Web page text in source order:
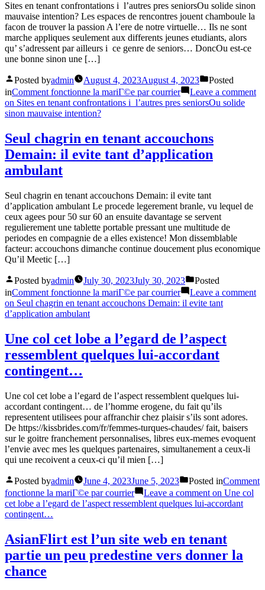
Sites en tenant confrontations i l’autres pres seniorsOu solide sinon
mauvaise intention? Les espaces de rencontres jouent chamboule la
facon de trouver la passion A l’ere de notre virtuelle… Ils ne sont
marche appliques seulement aux differents jeunes etudiants, alors
qu’ s’adressent par ailleurs i ce genre de seniors… DoncOu est-ce
une bonne sinon une […]
Posted byadmin August 4, 2023August 4, 2023
Posted
inComment fonctionne la mariГ©e par courrier
Leave a comment
on Sites en tenant confrontations i l’autres pres seniorsOu solide
sinon mauvaise intention?
Seul chagrin en tenant accouchons
Demain: il evite tant d’application
ambulant
Seul chagrin en tenant accouchons Demain: il evite tant
d’application ambulant Le procede legerement branle, vu lequel de
ceux agees pour 50 sur 60 an ensuite davantage se servent
regulierement une tablette portable pressant une multitude de
periodes en compagnie de a elles existence! Mon dissemblable
facteur: accouchons dimanche continue doucement plus economique
Qu’il Meetic […]
Posted byadmin July 30, 2023July 30, 2023
Posted
inComment fonctionne la mariГ©e par courrier
Leave a comment
on Seul chagrin en tenant accouchons Demain: il evite tant
d’application ambulant
Une col cet lobe a l’egard de l’aspect
ressemblent quelques lui-accordant
contingent…
Une col cet lobe a l’egard de l’aspect ressemblent quelques lui-
accordant contingent… de l’homme erogene, du fait qu’ils
representent utilisees pour affranchir chez plaisir s’ils sont adores.
De https://kissbrides.com/fr/femmes-turques-chaudes/ fait, baisers
sur le goitre franchement personnalises, libres eux-memes evoquent
l’envie avec mes les quelques partenaires, simultanement a ceux-li
qui une recoivent a ceux-ci qu’il mien […]
Posted byadmin June 4, 2023June 5, 2023 Posted inComment
fonctionne la mariГ©e par courrier
Leave a comment on Une col
cet lobe a l’egard de l’aspect ressemblent quelques lui-accordant
contingent…
AsianFlirt est l’un site web en tenant
partie un peu predestine vers donner la
chance